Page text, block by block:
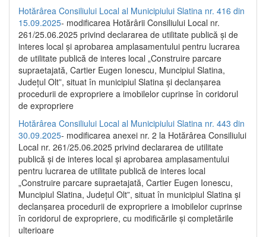
Hotărârea Consiliului Local al Municipiului Slatina nr. 416 din
15.09.2025- modificarea Hotărârii Consiliului Local nr.
261/25.06.2025 privind declararea de utilitate publică și de
interes local și aprobarea amplasamentului pentru lucrarea
de utilitate publică de interes local „Construire parcare
supraetajată, Cartier Eugen Ionescu, Muncipiul Slatina,
Județul Olt”, situat în municipiul Slatina și declanșarea
procedurii de expropriere a imobilelor cuprinse în coridorul
de expropriere
Hotărârea Consiliului Local al Municipiului Slatina nr. 443 din
30.09.2025- modificarea anexei nr. 2 la Hotărârea Consiliului
Local nr. 261/25.06.2025 privind declararea de utilitate
publică şi de interes local şi aprobarea amplasamentului
pentru lucrarea de utilitate publică de interes local
„Construire parcare supraetajată, Cartier Eugen Ionescu,
Muncipiul Slatina, Judeţul Olt”, situat în municipiul Slatina şi
declanşarea procedurii de expropriere a imobilelor cuprinse
în coridorul de expropriere, cu modificările şi completările
ulterioare